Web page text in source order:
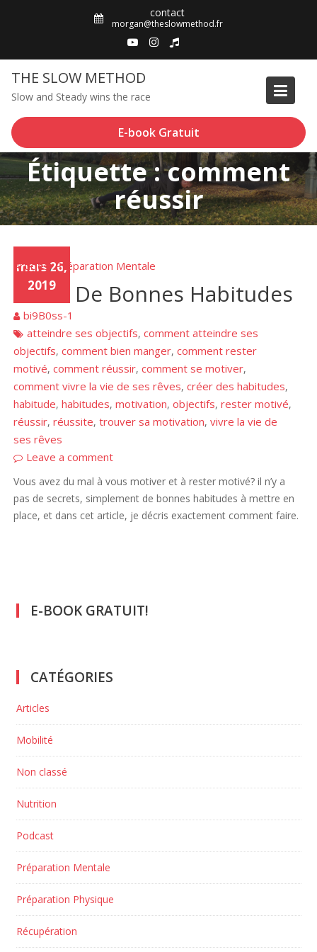
contact
morgan@theslowmethod.fr
THE SLOW METHOD
Slow and Steady wins the race
E-book Gratuit
Étiquette : comment
réussir
mars 26,
2019
Articles ,Préparation Mentale
Créer De Bonnes Habitudes
bi9B0ss-1
atteindre ses objectifs,comment atteindre ses
objectifs,comment bien manger,comment rester
motivé,comment réussir,comment se motiver,
comment vivre la vie de ses rêves,créer des habitudes,
habitude,habitudes,motivation,objectifs,rester motivé,
réussir,réussite,trouver sa motivation,vivre la vie de
ses rêves
Leave a comment
Vous avez du mal à vous motiver et à rester motivé? il n’y a
pas de secrets, simplement de bonnes habitudes à mettre en
place, et dans cet article, je décris exactement comment faire.
E-BOOK GRATUIT!
CATÉGORIES
Articles
Mobilité
Non classé
Nutrition
Podcast
Préparation Mentale
Préparation Physique
Récupération